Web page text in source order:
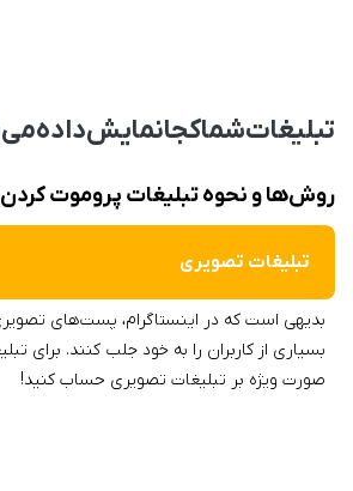
تبلیغات شما کجا نمایش داده
روش‌ها و نحوه تبلیغات پروموت كردن
تبلیغات‌ تصویری
بدیهی است که در اینستاگرام، پست‌های
بسیاری از کاربران را به خود جلب کنند. برای
صورت ویژه بر تبلیغات تصویری حساب کنید!